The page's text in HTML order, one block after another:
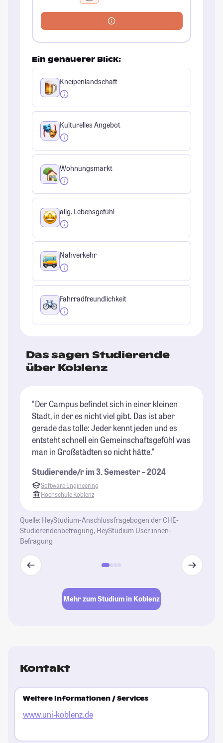
Ein genauerer Blick:
Kneipenlandschaft
Kulturelles Angebot
Wohnungsmarkt
allg. Lebensgefühl
Nahverkehr
Fahrradfreundlichkeit
Das sagen Studierende
über Koblenz
"Der Campus befindet sich in einer kleinen
Stadt, in der es nicht viel gibt. Das ist aber
gerade das tolle: Jeder kennt jeden und es
entsteht schnell ein Gemeinschaftsgefühl was
man in Großstädten so nicht hätte."
Studierende/r im 3. Semester – 2024
Software Engineering
Hochschule Koblenz
Quelle: HeyStudium-Anschlussfragebogen der CHE-
Studierendenbefragung, HeyStudium User:innen-
Befragung
Mehr zum Studium in Koblenz
Kontakt
Weitere Informationen / Services
www.uni-koblenz.de